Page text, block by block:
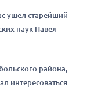
ушел старейший
наук Павел
района,
интересоваться